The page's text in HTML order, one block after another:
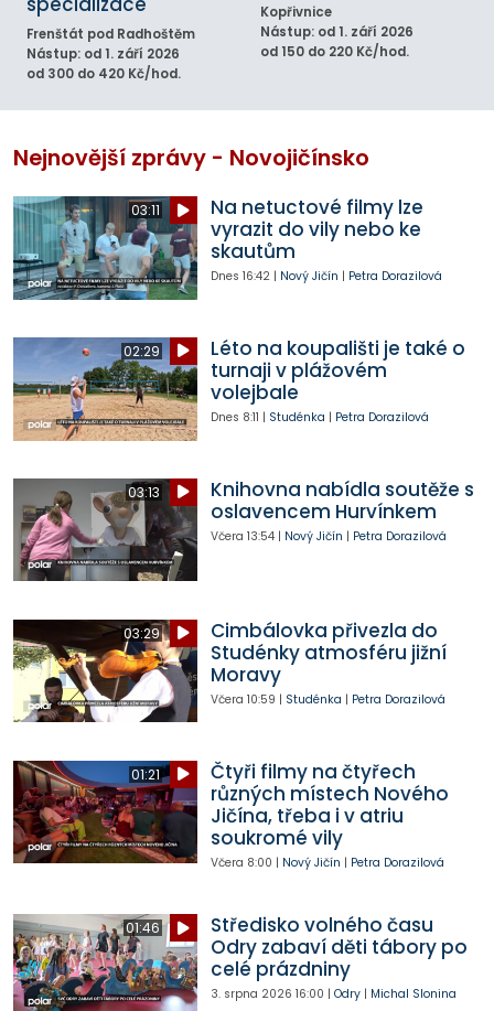
Frenštát pod Radhoštěm
Nástup: od 1. září 2026
od 300 do 420 Kč/hod.
Kopřivnice
Nástup: od 1. září 2026
od 150 do 220 Kč/hod.
Nejnovější zprávy - Novojičínsko
03:11
Na netuctové filmy lze
vyrazit do vily nebo ke
skautům
Dnes 16:42| Nový Jičín | Petra Dorazilová
02:29
Léto na koupališti je také o
turnaji v plážovém
volejbale
Dnes 8:11 | Studénka | Petra Dorazilová
03:13
Knihovna nabídla soutěže s
oslavencem Hurvínkem
Včera 13:54| Nový Jičín | Petra Dorazilová
03:29
Cimbálovka přivezla do
Studénky atmosféru jižní
Moravy
Včera 10:59 | Studénka | Petra Dorazilová
01:21
Čtyři filmy na čtyřech
různých místech Nového
Jičína, třeba i v atriu
soukromé vily
Včera 8:00 | Nový Jičín | Petra Dorazilová
01:46
Středisko volného času
Odry zabaví děti tábory po
celé prázdniny
3. srpna 2026 16:00 | Odry| Michal Slonina